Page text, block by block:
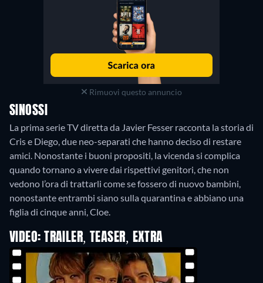
Rimuovi questo annuncio
SINOSSI
La prima serie TV diretta da Javier Fesser racconta la storia di
Cris e Diego, due neo-separati che hanno deciso di restare
amici. Nonostante i buoni propositi, la vicenda si complica
quando tornano a vivere dai rispettivi genitori, che non
vedono l’ora di trattarli come se fossero di nuovo bambini,
nonostante entrambi siano sulla quarantina e abbiano una
figlia di cinque anni, Cloe.
VIDEO: TRAILER, TEASER, EXTRA